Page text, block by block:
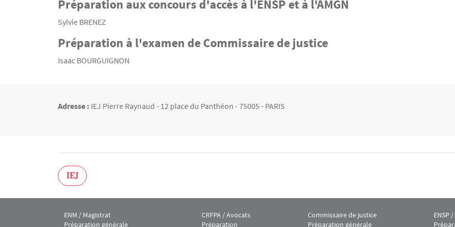
Préparation aux concours d'accès à l'ENSP et à l'AMGN
Sylvie BRENEZ
Préparation à l'examen de Commissaire de justice
Isaac BOURGUIGNON
Adresse : IEJ Pierre Raynaud - 12 place du Panthéon - 75005 - PARIS
IEJ
Menu footer IEJ 1
ENM / Magistrat
Préparation générale
Menu footer IEJ 2
CRFPA / Avocats
Préparation
Menu footer IEJ 3
Commissaire de justice
Préparation générale
Menu
ENSP